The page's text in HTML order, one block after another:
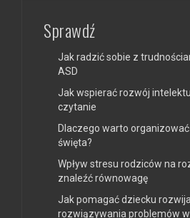
Sprawdź
Jak radzić sobie z
ASD
Jak wspierać rozwój
czytanie
Dlaczego warto
święta?
Wpływ stresu rodziców na
znaleźć równowagę
Jak pomagać dziecku
rozwiązywania problemów